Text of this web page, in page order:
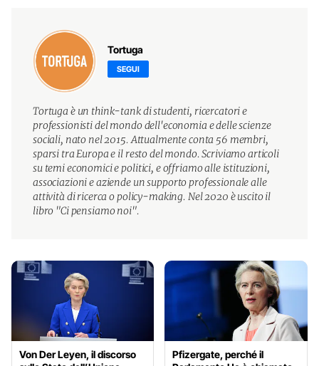
Tortuga
SEGUI
Tortuga è un think-tank di studenti, ricercatori e
professionisti del mondo dell'economia e delle scienze
sociali, nato nel 2015. Attualmente conta 56 membri,
sparsi tra Europa e il resto del mondo. Scriviamo articoli
su temi economici e politici, e offriamo alle istituzioni,
associazioni e aziende un supporto professionale alle
attività di ricerca o policy-making. Nel 2020 è uscito il
libro "Ci pensiamo noi".
Von Der Leyen, il discorso
Pfizergate, perché il